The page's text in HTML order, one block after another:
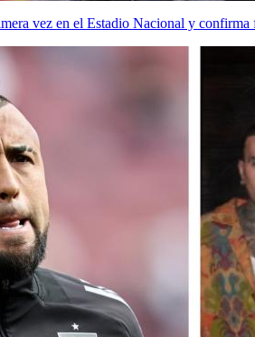
vez en el Estadio Nacional y confirma